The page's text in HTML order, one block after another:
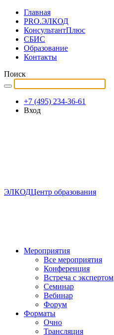
Главная
PRO.ЭЛКОД
КонсультантПлюс
СБИС
Образование
Контакты
Поиск
+7 (495) 234-36-61
Вход
ЭЛКОДЦентр образования
Мероприятия
Все мероприятия
Конференция
Встреча с экспертом
Семинар
Вебинар
Форум
Форматы
Очно
Трансляция